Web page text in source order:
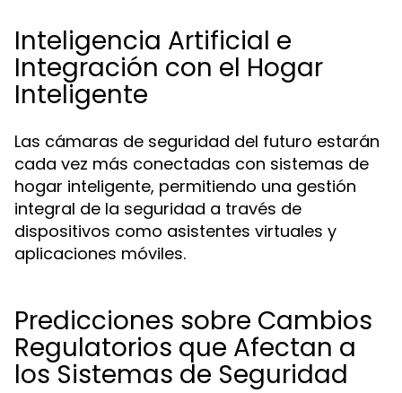
Inteligencia Artificial e
Integración con el Hogar
Inteligente
Las cámaras de seguridad del futuro estarán
cada vez más conectadas con sistemas de
hogar inteligente, permitiendo una gestión
integral de la seguridad a través de
dispositivos como asistentes virtuales y
aplicaciones móviles.
Predicciones sobre Cambios
Regulatorios que Afectan a
los Sistemas de Seguridad